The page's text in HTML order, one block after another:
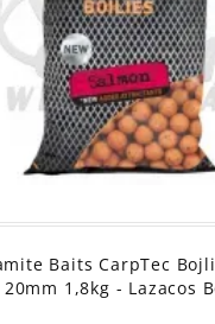
Baits CarpTec
20mm 1,8kg - Lazacos